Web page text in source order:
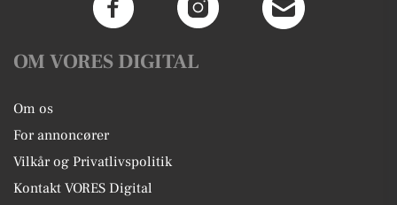
OM VORES DIGITAL
Om os
For annoncører
Vilkår og Privatlivspolitik
Kontakt VORES Digital